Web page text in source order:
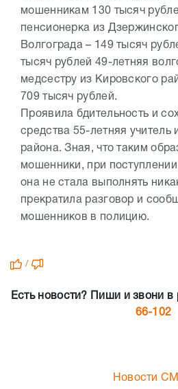
мошенникам 130 тысяч
пенсионерка из
Волгограда – 149 тысяч
тысяч рублей 49-летняя
медсестру из Кировского
709 тысяч рублей.
Проявила бдительность и
средства 55-летняя учитель
района. Зная, что таким
мошенники, при
она не стала выполнять
прекратила разговор и
мошенников в полицию.
/
Есть новости? Пиши и звони в
66-102
Новости